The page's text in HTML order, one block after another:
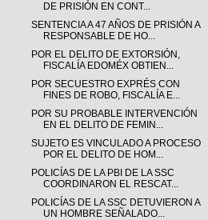
DE PRISIÓN EN CONT...
SENTENCIA A 47 AÑOS DE PRISIÓN A
RESPONSABLE DE HO...
POR EL DELITO DE EXTORSIÓN,
FISCALÍA EDOMÉX OBTIEN...
POR SECUESTRO EXPRÉS CON
FINES DE ROBO, FISCALÍA E...
POR SU PROBABLE INTERVENCIÓN
EN EL DELITO DE FEMIN...
SUJETO ES VINCULADO A PROCESO
POR EL DELITO DE HOM...
POLICÍAS DE LA PBI DE LA SSC
COORDINARON EL RESCAT...
POLICÍAS DE LA SSC DETUVIERON A
UN HOMBRE SEÑALADO...